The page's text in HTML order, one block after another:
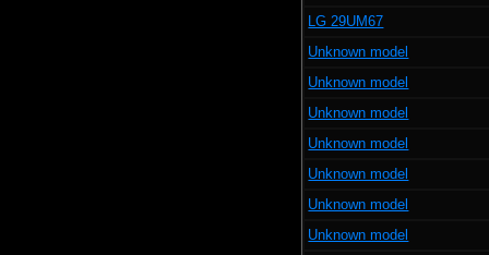
LG 29UM67
Unknown model
Unknown model
Unknown model
Unknown model
Unknown model
Unknown model
Unknown model